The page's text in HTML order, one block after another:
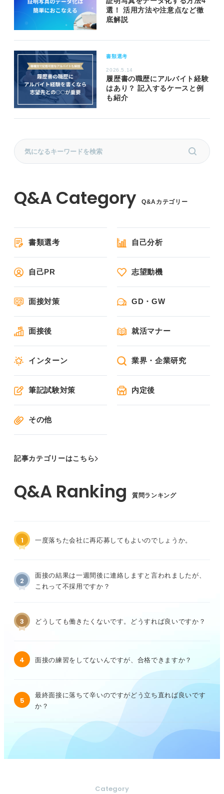
選！ 活用方法や注意点など徹
底解説
書類選考
2026.5.14
履歴書の職歴にアルバイト経験
はあり？ 記入するケースと例
も紹介
Q&Aカテゴリー
書類選考 自己分析
自己PR 志望動機
面接対策 GD・GW
面接後 就活マナー
インターン 業界・企業研究
筆記試験対策 内定後
その他
記事カテゴリーはこちら
質問ランキング
1 一度落ちた会社に再応募してもよいのでしょうか。
2
面接の結果は一週間後に連絡しますと言われましたが、
これって不採用ですか？
3 どうしても働きたくないです。どうすれば良いですか？
4 面接の練習をしてないんですが、合格できますか？
5
最終面接に落ちて辛いのですがどう立ち直れば良いです
か？
Category